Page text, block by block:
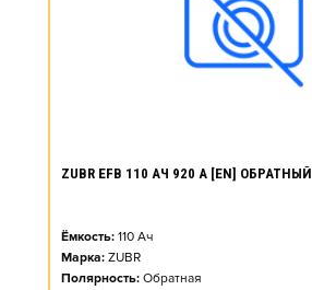
ZUBR EFB 110 АЧ 920 А [EN] ОБРАТНЫЙ
Ёмкость: 110 Ач
Марка: ZUBR
Полярность: Обратная